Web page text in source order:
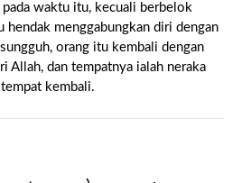
pada waktu itu, kecuali berbelok
hendak menggabungkan diri dengan
orang itu kembali dengan
Allah, dan tempatnya ialah neraka
kembali.